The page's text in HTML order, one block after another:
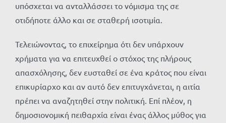
υπόσχεται να ανταλλάσσει το νόμισμα της σε
οτιδήποτε άλλο και σε σταθερή ισοτιμία.
Τελειώνοντας, το επιχείρημα ότι δεν υπάρχουν
χρήματα για να επιτευχθεί ο στόχος της πλήρους
απασχόλησης, δεν ευσταθεί σε ένα κράτος που είναι
επικυρίαρχο και αν αυτό δεν επιτυγχάνεται, η αιτία
πρέπει να αναζητηθεί στην πολιτική. Επί πλέον, η
δημοσιονομική πειθαρχία είναι ένας άλλος μύθος για